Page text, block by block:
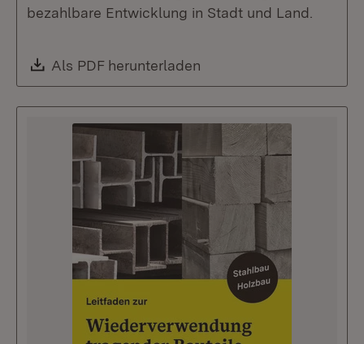
bezahlbare Entwicklung in Stadt und Land.
Download:
Als PDF herunterladen